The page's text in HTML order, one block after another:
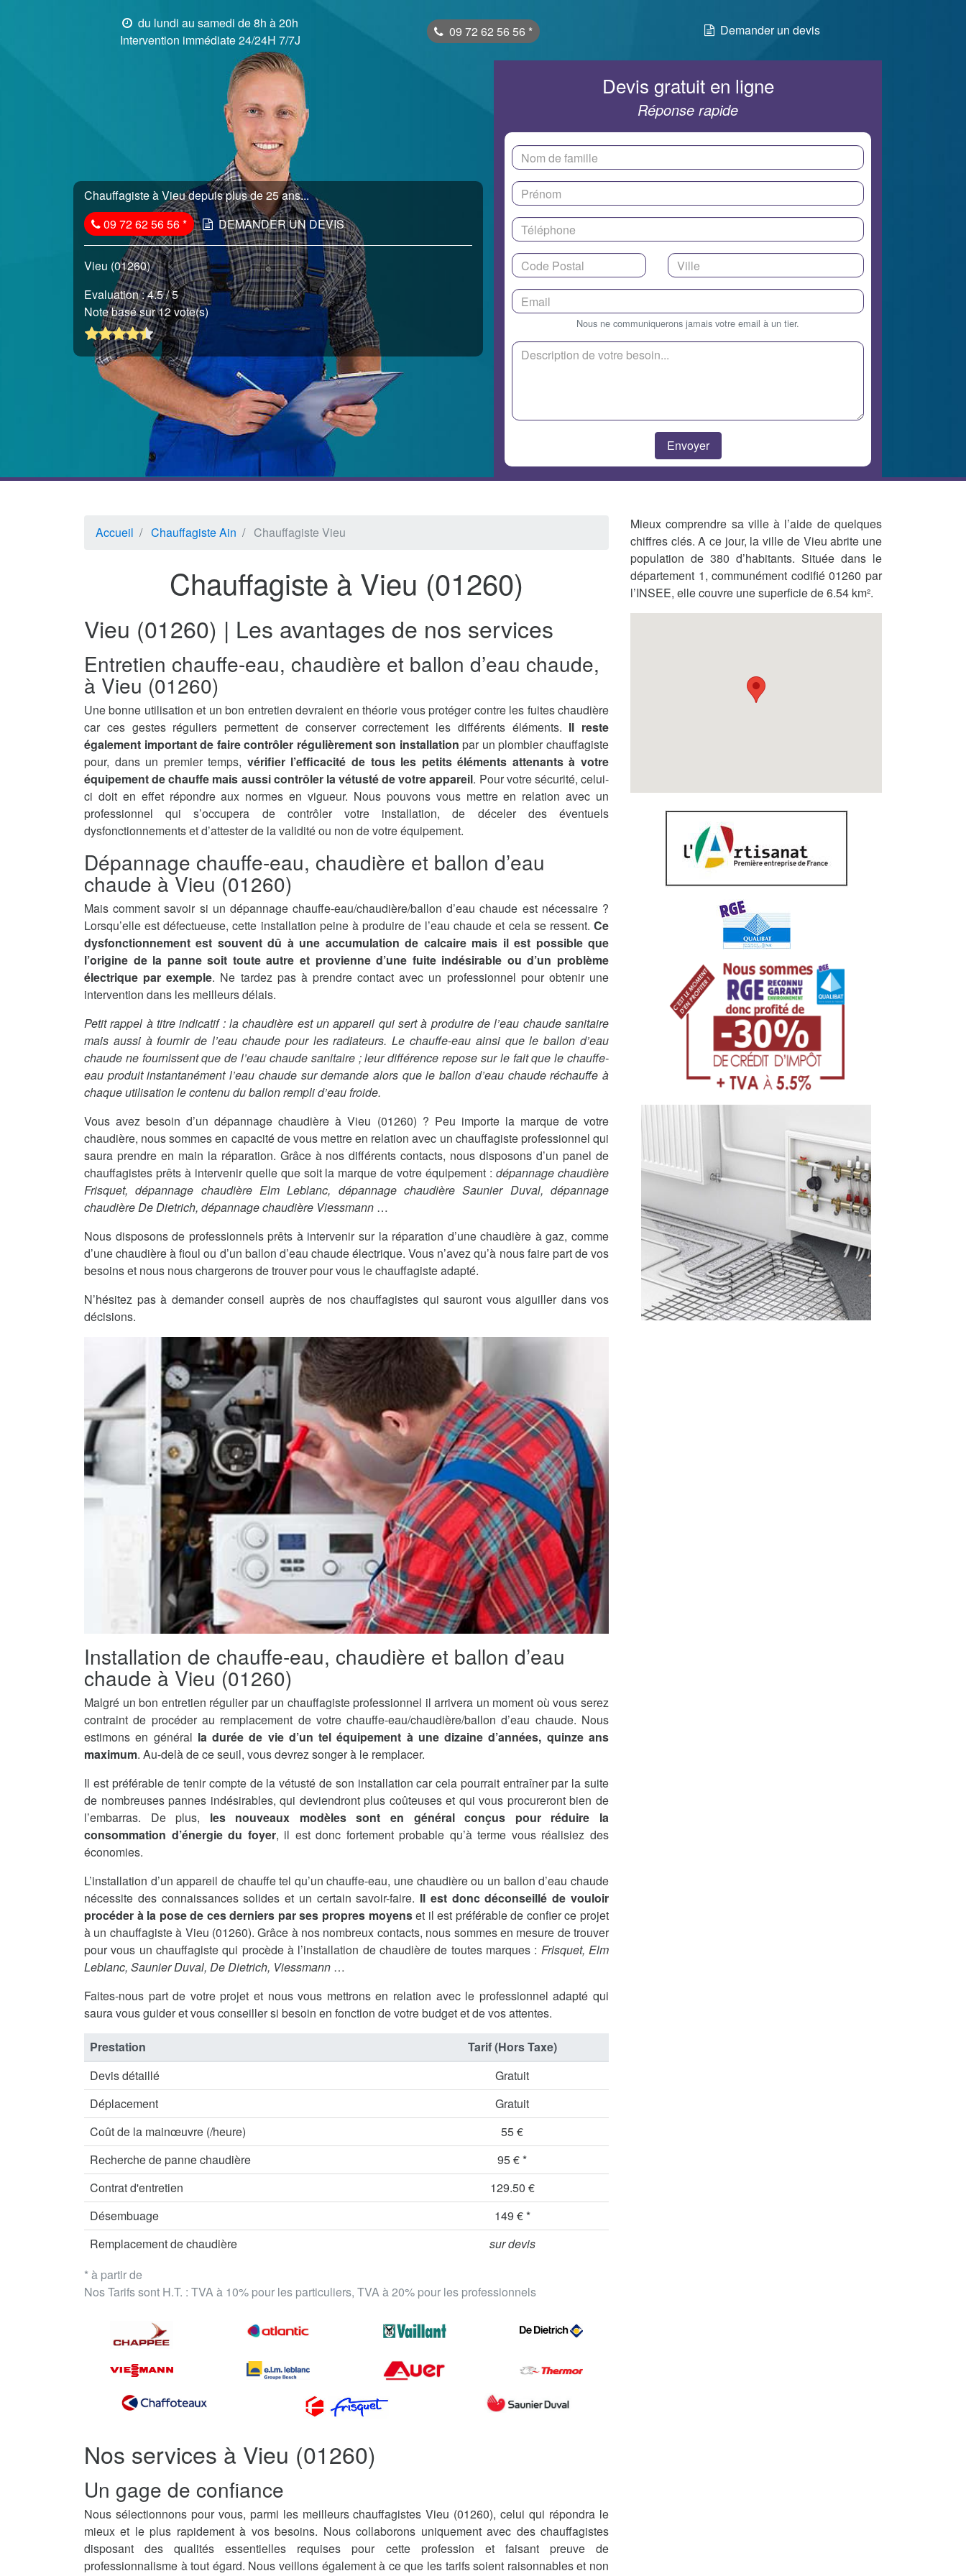
du lundi au samedi de 8h à 20h
Intervention immédiate 24/24H 7/7J
09 72 62 56 56 * Demander un devis
Chauffagiste à Vieu depuis plus de 25 ans...
09 72 62 56 56* DEMANDER UN DEVIS
Vieu (01260)
Evaluation :4.5/ 5
Note basé sur 12 vote(s)
Devis gratuit en ligne
Réponse rapide
Nous ne communiquerons jamais votre email à un tier.
Accueil Chauffagiste Ain Chauffagiste Vieu
Chauffagiste à Vieu (01260)
Vieu (01260) | Les avantages de nos services
Entretien chauffe-eau, chaudière et ballon d’eau chaude,
à Vieu (01260)
Une bonne utilisation et un bon entretien devraient en théorie vous protéger contre les fuites chaudière
car ces gestes réguliers permettent de conserver correctement les différents éléments. Il reste
également important de faire contrôler régulièrement son installation par un plombier chauffagiste
pour, dans un premier temps, vérifier l’efficacité de tous les petits éléments attenants à votre
équipement de chauffe mais aussi contrôler la vétusté de votre appareil. Pour votre sécurité, celui-
ci doit en effet répondre aux normes en vigueur. Nous pouvons vous mettre en relation avec un
professionnel qui s’occupera de contrôler votre installation, de déceler des éventuels
dysfonctionnements et d’attester de la validité ou non de votre équipement.
Dépannage chauffe-eau, chaudière et ballon d’eau
chaude à Vieu (01260)
Mais comment savoir si un dépannage chauffe-eau/chaudière/ballon d’eau chaude est nécessaire ?
Lorsqu’elle est défectueuse, cette installation peine à produire de l’eau chaude et cela se ressent. Ce
dysfonctionnement est souvent dû à une accumulation de calcaire mais il est possible que
l’origine de la panne soit toute autre et provienne d’une fuite indésirable ou d’un problème
électrique par exemple. Ne tardez pas à prendre contact avec un professionnel pour obtenir une
intervention dans les meilleurs délais.
Petit rappel à titre indicatif : la chaudière est un appareil qui sert à produire de l’eau chaude sanitaire
mais aussi à fournir de l’eau chaude pour les radiateurs. Le chauffe-eau ainsi que le ballon d’eau
chaude ne fournissent que de l’eau chaude sanitaire ; leur différence repose sur le fait que le chauffe-
eau produit instantanément l’eau chaude sur demande alors que le ballon d’eau chaude réchauffe à
chaque utilisation le contenu du ballon rempli d’eau froide.
Vous avez besoin d’un dépannage chaudière à Vieu (01260) ? Peu importe la marque de votre
chaudière, nous sommes en capacité de vous mettre en relation avec un chauffagiste professionnel qui
saura prendre en main la réparation. Grâce à nos différents contacts, nous disposons d’un panel de
chauffagistes prêts à intervenir quelle que soit la marque de votre équipement :dépannage chaudière
Frisquet, dépannage chaudière Elm Leblanc, dépannage chaudière Saunier Duval, dépannage
chaudière De Dietrich, dépannage chaudière Viessmann …
Nous disposons de professionnels prêts à intervenir sur la réparation d’une chaudière à gaz, comme
d’une chaudière à fioul ou d’un ballon d’eau chaude électrique. Vous n’avez qu’à nous faire part de vos
besoins et nous nous chargerons de trouver pour vous le chauffagiste adapté.
N’hésitez pas à demander conseil auprès de nos chauffagistes qui sauront vous aiguiller dans vos
décisions.
Installation de chauffe-eau, chaudière et ballon d’eau
chaude à Vieu (01260)
Malgré un bon entretien régulier par un chauffagiste professionnel il arrivera un moment où vous serez
contraint de procéder au remplacement de votre chauffe-eau/chaudière/ballon d’eau chaude. Nous
estimons en général la durée de vie d’un tel équipement à une dizaine d’années, quinze ans
maximum. Au-delà de ce seuil, vous devrez songer à le remplacer.
Il est préférable de tenir compte de la vétusté de son installation car cela pourrait entraîner par la suite
de nombreuses pannes indésirables, qui deviendront plus coûteuses et qui vous procureront bien de
l’embarras. De plus, les nouveaux modèles sont en général conçus pour réduire la
consommation d’énergie du foyer, il est donc fortement probable qu’à terme vous réalisiez des
économies.
L’installation d’un appareil de chauffe tel qu’un chauffe-eau, une chaudière ou un ballon d’eau chaude
nécessite des connaissances solides et un certain savoir-faire. Il est donc déconseillé de vouloir
procéder à la pose de ces derniers par ses propres moyenset il est préférable de confier ce projet
à un chauffagiste à Vieu (01260). Grâce à nos nombreux contacts, nous sommes en mesure de trouver
pour vous un chauffagiste qui procède à l’installation de chaudière de toutes marques : Frisquet, Elm
Leblanc, Saunier Duval, De Dietrich, Viessmann …
Faites-nous part de votre projet et nous vous mettrons en relation avec le professionnel adapté qui
saura vous guider et vous conseiller si besoin en fonction de votre budget et de vos attentes.
* à partir de
Nos Tarifs sont H.T. : TVA à 10% pour les particuliers, TVA à 20% pour les professionnels
Prestation
Tarif (Hors Taxe)
Devis détaillé
Gratuit
Déplacement
Gratuit
Coût de la mainœuvre (/heure)
55 €
Recherche de panne chaudière
95 € *
Contrat d'entretien
129.50 €
Désembuage
149 € *
Remplacement de chaudière
sur devis
Nos services à Vieu (01260)
Un gage de confiance
Nous sélectionnons pour vous, parmi les meilleurs chauffagistes Vieu (01260), celui qui répondra le
mieux et le plus rapidement à vos besoins. Nous collaborons uniquement avec des chauffagistes
disposant des qualités essentielles requises pour cette profession et faisant preuve de
professionnalisme à tout égard. Nous veillons également à ce que les tarifs soient raisonnables et non
Mieux comprendre sa ville à l’aide de quelques
chiffres clés. A ce jour, la ville de Vieu abrite une
population de 380 d’habitants. Située dans le
département 1, communément codifié 01260 par
l’INSEE, elle couvre une superficie de 6.54 km².